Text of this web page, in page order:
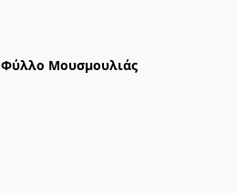
Φύλλο Μουσμουλιάς